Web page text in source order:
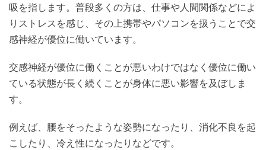
吸を指します。普段多くの方は、仕事や人間関係などによ
りストレスを感じ、その上携帯やパソコンを扱うことで交
感神経が優位に働いています。
交感神経が優位に働くことが悪いわけではなく優位に働い
ている状態が長く続くことが身体に悪い影響を及ぼしま
す。
例えば、腰をそったような姿勢になったり、消化不良を起
こしたり、冷え性になったりなどです。